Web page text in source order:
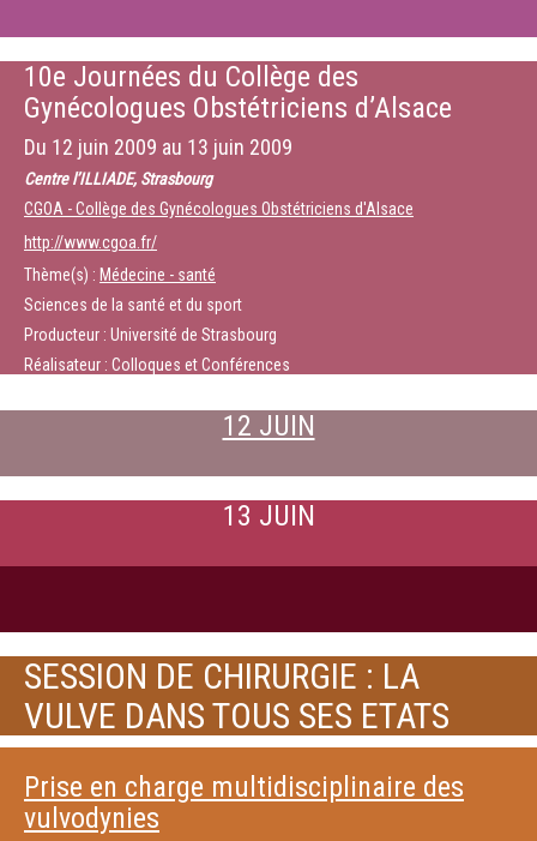
10e Journées du Collège des
Gynécologues Obstétriciens d’Alsace
Du 12 juin 2009 au 13 juin 2009
Centre l’ILLIADE, Strasbourg
CGOA - Collège des Gynécologues Obstétriciens d'Alsace
http://www.cgoa.fr/
Thème(s) : Médecine - santé
Sciences de la santé et du sport
Producteur : Université de Strasbourg
Réalisateur : Colloques et Conférences
12 JUIN
13 JUIN
SESSION DE CHIRURGIE : LA
VULVE DANS TOUS SES ETATS
Prise en charge multidisciplinaire des
vulvodynies